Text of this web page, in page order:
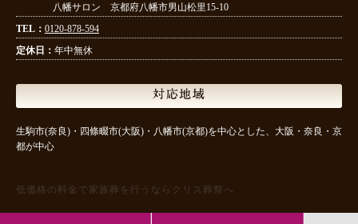
八幡サロン 京都府八幡市男山松里15-10
TEL： 0120-878-594
定休日： 年中無休
対応地域
生駒市(奈良)・四條畷市(大阪)・八幡市(京都)を中心とした、大阪・奈良・京
都が中心
低価格の料金で家族葬を行うならクリス葬祭へ